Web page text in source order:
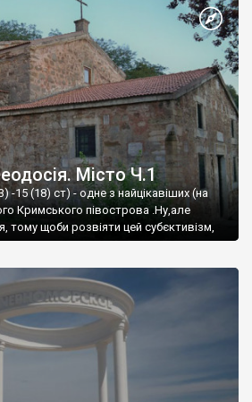
Місто Ч.1
-15 (18) ст) - одне з найцікавіших (на
Кримського півострова .Ну,але
тому щоби розвіяти цей субєктивізм,